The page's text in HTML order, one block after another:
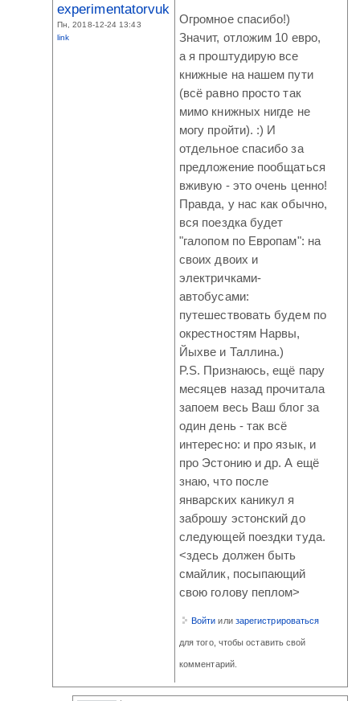
experimentatorvuk
Пн, 2018-12-24 13:43
link
Огромное спасибо!)
Значит, отложим 10 евро,
а я проштудирую все
книжные на нашем пути
(всё равно просто так
мимо книжных нигде не
могу пройти). :) И
отдельное спасибо за
предложение пообщаться
вживую - это очень ценно!
Правда, у нас как обычно,
вся поездка будет
"галопом по Европам": на
своих двоих и
электричками-
автобусами:
путешествовать будем по
окрестностям Нарвы,
Йыхве и Таллина.)
P.S. Признаюсь, ещё пару
месяцев назад прочитала
запоем весь Ваш блог за
один день - так всё
интересно: и про язык, и
про Эстонию и др. А ещё
знаю, что после
январских каникул я
заброшу эстонский до
следующей поездки туда.
<здесь должен быть
смайлик, посыпающий
свою голову пеплом>
Войти или зарегистрироваться
для того, чтобы оставить свой
комментарий.